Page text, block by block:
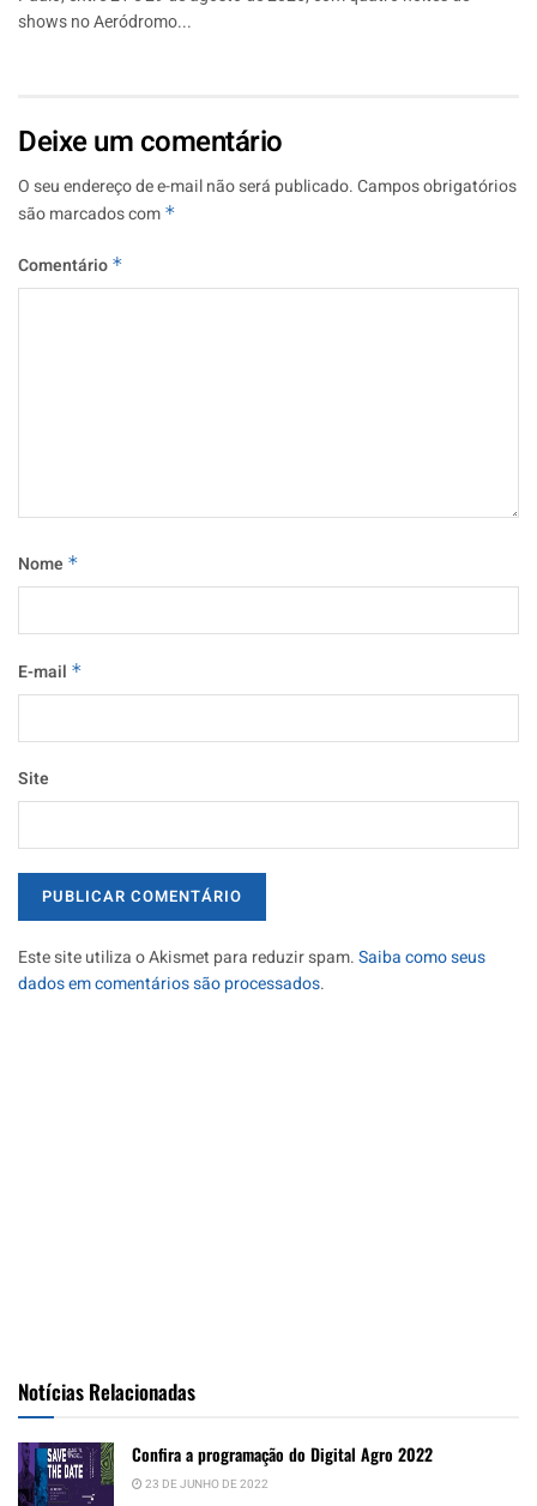
shows no Aeródromo...
Deixe um comentário
O seu endereço de e-mail não será publicado.Campos obrigatórios
são marcados com *
Comentário *
Nome *
E-mail *
Site
Este site utiliza o Akismet para reduzir spam.Saiba como seus
dados em comentários são processados.
Notícias Relacionadas
Confira a programação do Digital Agro 2022
23 DE JUNHO DE 2022